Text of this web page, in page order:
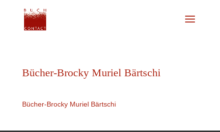
Bücher-Brocky Muriel Bärtschi
Bücher-Brocky Muriel Bärtschi